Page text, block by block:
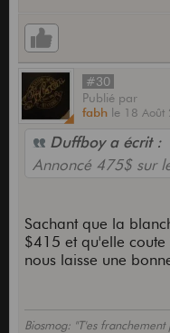
#30
Publié par
fabh le 18 Août
Duffboy a écrit :
Annoncé 475$ sur
Sachant que la
$415 et qu'elle
nous laisse une
Biosmog: "T'es franchement